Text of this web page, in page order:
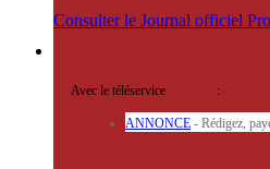
Consulter le Journal officiel
Avec le téléservice :
ANNONCE - Rédigez,